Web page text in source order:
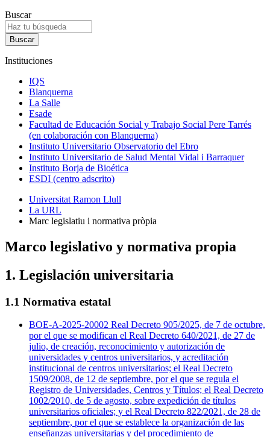
Buscar
Instituciones
IQS
Blanquerna
La Salle
Esade
Facultad de Educación Social y Trabajo Social Pere Tarrés
(en colaboración con Blanquerna)
Instituto Universitario Observatorio del Ebro
Instituto Universitario de Salud Mental Vidal i Barraquer
Instituto Borja de Bioética
ESDI (centro adscrito)
Universitat Ramon Llull
La URL
Marc legislatiu i normativa pròpia
Marco legislativo y normativa propia
1. Legislación universitaria
1.1 Normativa estatal
BOE-A-2025-20002 Real Decreto 905/2025, de 7 de octubre,
por el que se modifican el Real Decreto 640/2021, de 27 de
julio, de creación, reconocimiento y autorización de
universidades y centros universitarios, y acreditación
institucional de centros universitarios; el Real Decreto
1509/2008, de 12 de septiembre, por el que se regula el
Registro de Universidades, Centros y Títulos; el Real Decreto
1002/2010, de 5 de agosto, sobre expedición de títulos
universitarios oficiales; y el Real Decreto 822/2021, de 28 de
septiembre, por el que se establece la organización de las
enseñanzas universitarias y del procedimiento de